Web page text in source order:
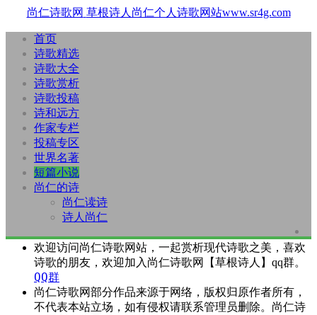
尚仁诗歌网 草根诗人尚仁个人诗歌网站www.sr4g.com
首页
诗歌精选
诗歌大全
诗歌赏析
诗歌投稿
诗和远方
作家专栏
投稿专区
世界名著
短篇小说
尚仁的诗
尚仁读诗
诗人尚仁
欢迎访问尚仁诗歌网站，一起赏析现代诗歌之美，喜欢
诗歌的朋友，欢迎加入尚仁诗歌网【草根诗人】qq群。
QQ群
尚仁诗歌网部分作品来源于网络，版权归原作者所有，
不代表本站立场，如有侵权请联系管理员删除。尚仁诗